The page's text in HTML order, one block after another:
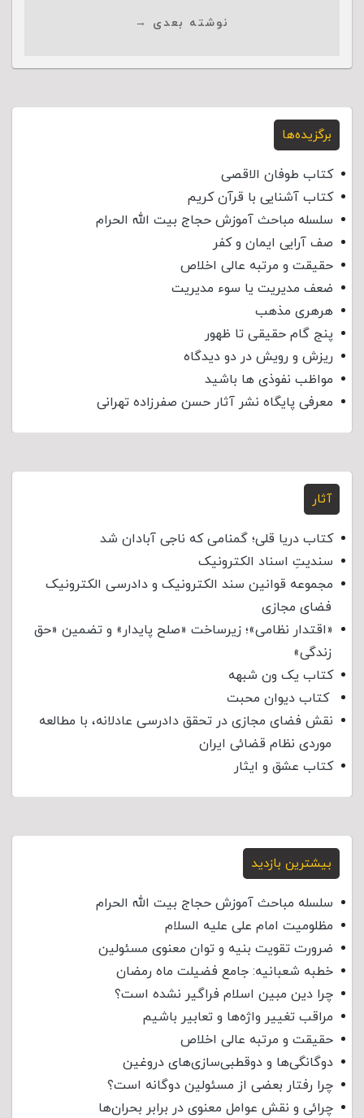
نوشته بعدی →
برگزیده‌ها
کتاب طوفان الاقصی
کتاب آشنایی با قرآن کریم
سلسله مباحث آموزش حجاج بیت الله الحرام
صف آرایی ایمان و کفر
حقیقت و مرتبه عالی اخلاص
ضعف مدیریت یا سوء مدیریت
هرهری مذهب
پنج گام حقیقی تا ظهور
ریزش و رویش در دو دیدگاه
مواظب نفوذی‌ ها باشید
معرفی پایگاه نشر آثار حسن صفرزاده تهرانی
آثار
کتاب دریا قلی؛ گمنامی که ناجی آبادان شد
سندیتِ اسناد الکترونیک
مجموعه قوانین سند الکترونیک و دادرسی الکترونیک
فضای مجازی
«اقتدار نظامی»؛ زیرساخت «صلح پایدار» و تضمین «حق
زندگی»
کتاب یک ون شبهه
کتاب دیوان محبت
نقش فضای مجازی در تحقق دادرسی عادلانه، با مطالعه
موردی نظام قضائی ایران
کتاب عشق و ایثار
بیشترین بازدید
سلسله مباحث آموزش حجاج بیت الله الحرام
مظلومیت امام علی علیه السلام
ضرورت تقویت بنیه و توان معنوی مسئولین
خطبه شعبانیه: جامع فضیلت ماه رمضان
چرا دین مبین اسلام فراگیر نشده است؟
مراقب تغییر واژه‌ها و تعابیر باشیم
حقیقت و مرتبه عالی اخلاص
دوگانگی‌ها و دوقطبی‌سازی‌های دروغین
چرا رفتار بعضی از مسئولین دوگانه است؟
چرائی و نقش عوامل معنوی در برابر بحران‌ها